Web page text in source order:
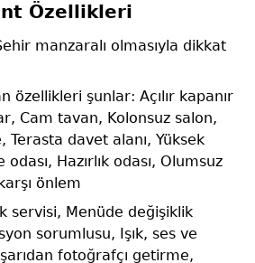
Özellikleri
manzaralı olmasıyla dikkat
özellikleri şunlar: Açılır kapanır
Cam tavan, Kolonsuz salon,
Terasta davet alanı, Yüksek
Hazırlık odası, Olumsuz
önlem
servisi, Menüde değişiklik
sorumlusu, Işık, ses ve
fotoğrafçı getirme,